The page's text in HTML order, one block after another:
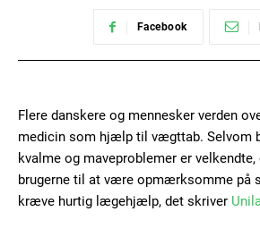
Facebook
Flere danskere og mennesker verden
medicin som hjælp til vægttab. Selvom
kvalme og maveproblemer er
brugerne til at være opmærksomme på
kræve hurtig lægehjælp, det skriver